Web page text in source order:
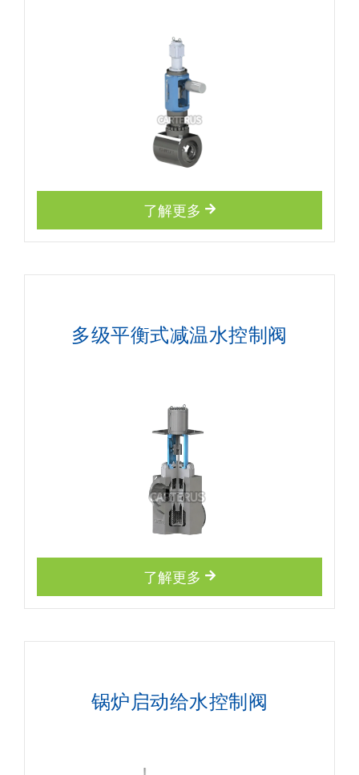
了解更多
多级平衡式减温水控制阀
了解更多
锅炉启动给水控制阀